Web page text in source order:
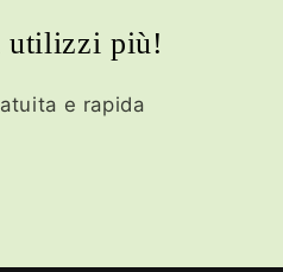
utilizzi più!
e rapida